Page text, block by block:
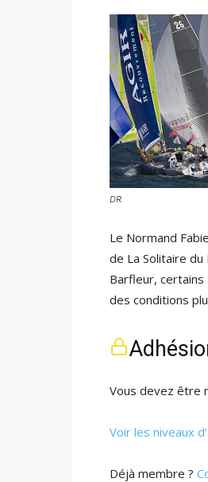
DR
Le Normand
de La Solitaire
Barfleur,
des conditions
Vous devez être
Voir les niveaux
Déjà membre ?